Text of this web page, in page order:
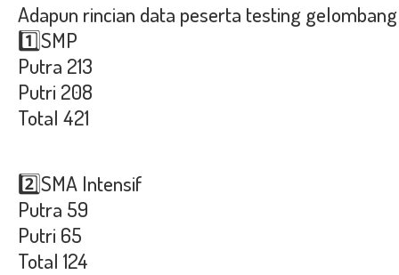
Adapun rincian data peserta testing
1️⃣SMP
Putra 213
Putri 208
Total 421
2️⃣SMA Intensif
Putra 59
Putri 65
Total 124